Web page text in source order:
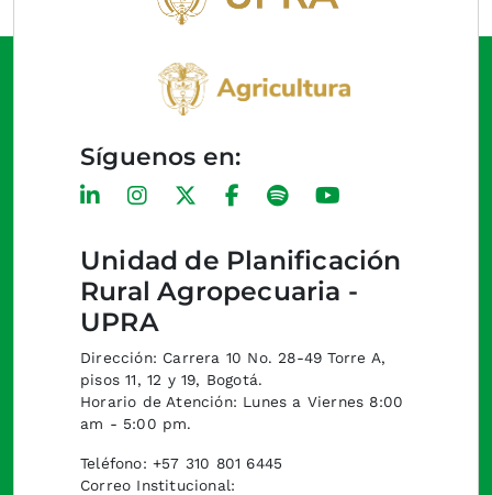
Unidad de Planificación
Rural Agropecuaria -
UPRA
Dirección: Carrera 10 No. 28-49 Torre A,
pisos 11, 12 y 19, Bogotá.
Horario de Atención: Lunes a Viernes 8:00
am - 5:00 pm.
Teléfono: +57 310 801 6445
Correo Institucional:
Síguenos en: